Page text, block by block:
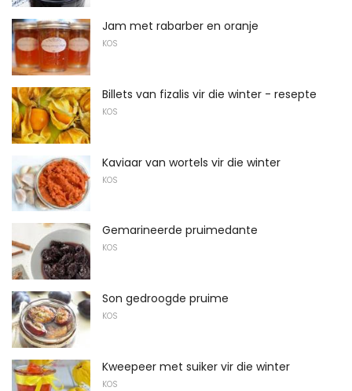
Jam met rabarber en oranje
KOS
Billets van fizalis vir die winter - resepte
KOS
Kaviaar van wortels vir die winter
KOS
Gemarineerde pruimedante
KOS
Son gedroogde pruime
KOS
Kweepeer met suiker vir die winter
KOS